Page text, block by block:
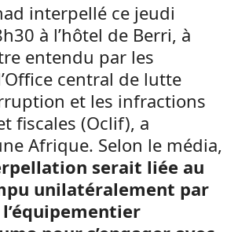
interpellé ce jeudi
à l’hôtel de Berri, à
entendu par les
central de lutte
et les infractions
fiscales (Oclif), a
Afrique. Selon le média,
serait liée au
unilatéralement par
l’équipementier